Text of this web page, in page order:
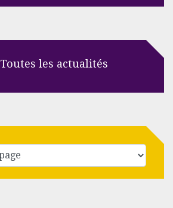
Toutes les actualités